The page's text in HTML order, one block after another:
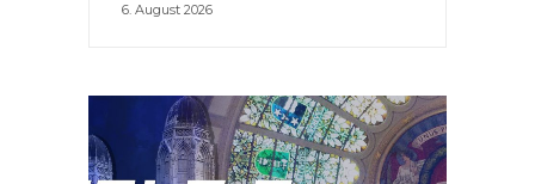
6. August 2026